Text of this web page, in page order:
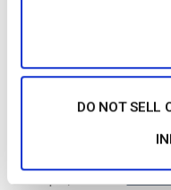
DO NOT SELL
in pausa il contenuto,
facile da rilevare e
preferibile.